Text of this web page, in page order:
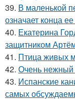
39. В маленькой
означает конца
40. Екатерина
защитником
41. Птица живых
42. Очень
43. Испанские
самых